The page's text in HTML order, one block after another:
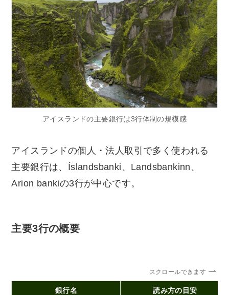
アイスランドの主要銀行は3行体制の規模感
アイスランドの個人・法人取引で多く使われる
主要銀行は、Íslandsbanki、Landsbankinn、
Arion bankiの3行が中心です。
主要3行の概要
スクロールできます
銀行名 読み方の目安